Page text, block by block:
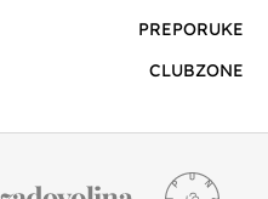
PREPORUKE
CLUBZONE